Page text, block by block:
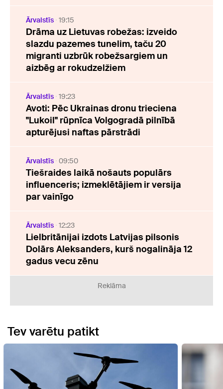
Ārvalstīs 19:15
Drāma uz Lietuvas robežas: izveido
slazdu pazemes tunelim, taču 20
migranti uzbrūk robežsargiem un
aizbēg ar rokudzelžiem
Ārvalstīs 19:23
Avoti: Pēc Ukrainas dronu trieciena
"Lukoil" rūpnīca Volgogradā pilnībā
apturējusi naftas pārstrādi
Ārvalstīs 09:50
Tiešraides laikā nošauts populārs
influenceris; izmeklētājiem ir versija
par vainīgo
Ārvalstīs 12:23
Lielbritānijai izdots Latvijas pilsonis
Dolārs Aleksanders, kurš nogalināja 12
gadus vecu zēnu
Reklāma
Tev varētu patikt